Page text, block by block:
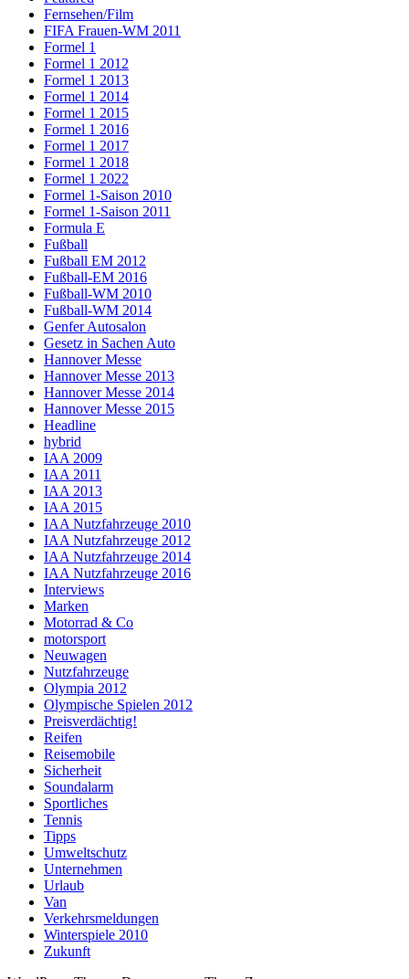
Fernsehen/Film
FIFA Frauen-WM 2011
Formel 1
Formel 1 2012
Formel 1 2013
Formel 1 2014
Formel 1 2015
Formel 1 2016
Formel 1 2017
Formel 1 2018
Formel 1 2022
Formel 1-Saison 2010
Formel 1-Saison 2011
Formula E
Fußball
Fußball EM 2012
Fußball-EM 2016
Fußball-WM 2010
Fußball-WM 2014
Genfer Autosalon
Gesetz in Sachen Auto
Hannover Messe
Hannover Messe 2013
Hannover Messe 2014
Hannover Messe 2015
Headline
hybrid
IAA 2009
IAA 2011
IAA 2013
IAA 2015
IAA Nutzfahrzeuge 2010
IAA Nutzfahrzeuge 2012
IAA Nutzfahrzeuge 2014
IAA Nutzfahrzeuge 2016
Interviews
Marken
Motorrad & Co
motorsport
Neuwagen
Nutzfahrzeuge
Olympia 2012
Olympische Spielen 2012
Preisverdächtig!
Reifen
Reisemobile
Sicherheit
Soundalarm
Sportliches
Tennis
Tipps
Umweltschutz
Unternehmen
Urlaub
Van
Verkehrsmeldungen
Winterspiele 2010
Zukunft